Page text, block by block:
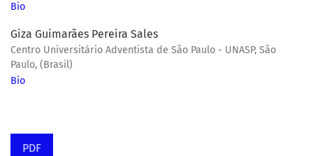
Bio
Giza Guimarães Pereira Sales
Centro Universitário Adventista de São Paulo - UNASP, São
Paulo, (Brasil)
Bio
PDF